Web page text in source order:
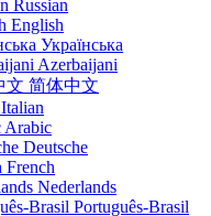
Russian
English
Українська
Azerbaijani
简体中文
Italian
Arabic
Deutsche
French
Nederlands
Português-Brasil